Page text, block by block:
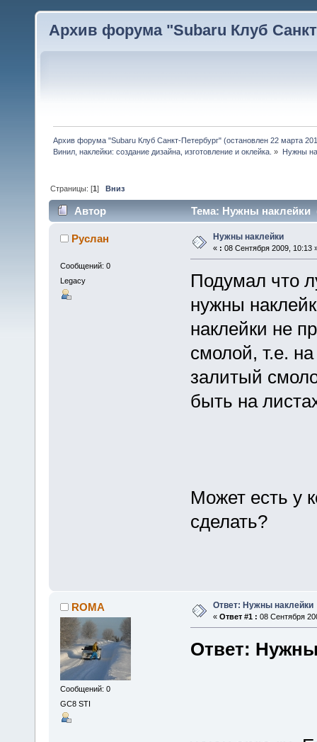
Архив форума "Subaru Клуб
Архив форума "Subaru Клуб Санкт-Петербург" (остановлен 22 марта
Винил, наклейки: создание дизайна, изготовление и оклейка. » Нужны
Страницы: [1]Вниз
Автор Тема: Нужны наклейки
Руслан
Сообщений: 0
Legacy
Нужны наклейки
« : 08 Сентября 2009, 10:13
Подумал что
нужны
наклейки не
смолой, т.е.
залитый
быть на
Может есть у
сделать?
ROMA
Сообщений: 0
GC8 STI
Ответ: Нужны наклейки
« Ответ #1 : 08 Сентября
Ответ: